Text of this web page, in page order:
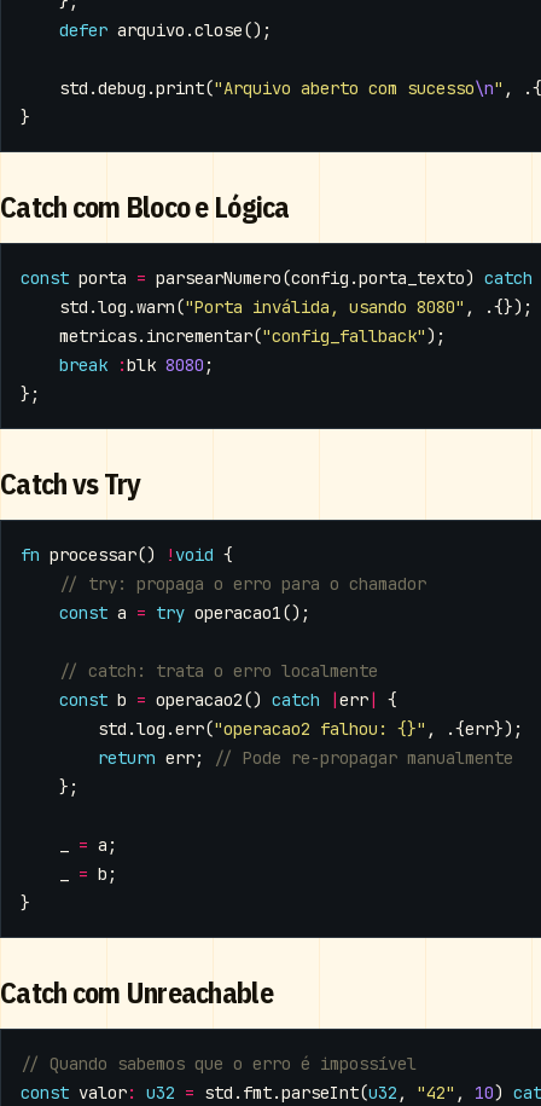
defer arquivo .close();
std .debug .print("Arquivo aberto com sucesso\n" ,
}
Catch com Bloco e Lógica
const porta = parsearNumero(config .porta_texto) catch
std .log .warn("Porta inválida, usando 8080" ,
.{});
metricas. incrementar("config_fallback");
break
:blk 8080 ;
};
Catch vs Try
fn processar() ! void {
const a = try operacao1();
const b = operacao2() catch |err|
{
std .log .err("operacao2 falhou: {}" , .{err});
return err;
};
= a ;
= b ;
}
Catch com Unreachable
const valor: u32 = std . fmt.parseInt(u32 , "42" , 10)